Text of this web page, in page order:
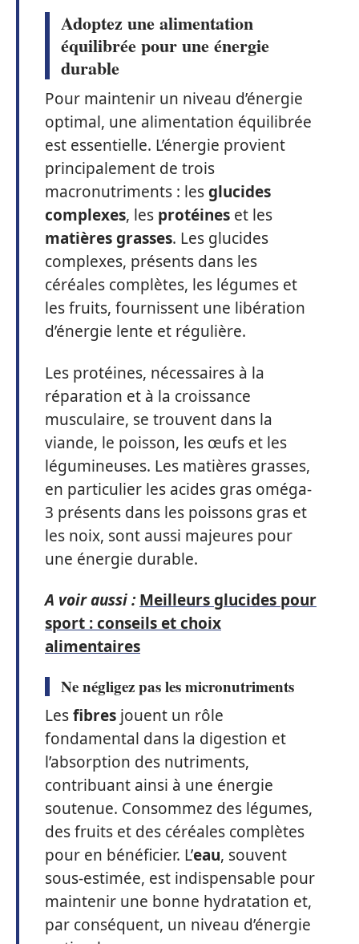
Adoptez une alimentation
équilibrée pour une énergie
durable
Pour maintenir un niveau d’énergie
optimal, une alimentation équilibrée
est essentielle. L’énergie provient
principalement de trois
macronutriments : lesglucides
complexes, les protéines et les
matières grasses. Les glucides
complexes, présents dans les
céréales complètes, les légumes et
les fruits, fournissent une libération
d’énergie lente et régulière.
Les protéines, nécessaires à la
réparation et à la croissance
musculaire, se trouvent dans la
viande, le poisson, les œufs et les
légumineuses. Les matières grasses,
en particulier les acides gras oméga-
3 présents dans les poissons gras et
les noix, sont aussi majeures pour
une énergie durable.
A voir aussi : Meilleurs glucides pour
sport : conseils et choix
alimentaires
Ne négligez pas les micronutriments
Lesfibres jouent un rôle
fondamental dans la digestion et
l’absorption des nutriments,
contribuant ainsi à une énergie
soutenue. Consommez des légumes,
des fruits et des céréales complètes
pour en bénéficier. L’eau, souvent
sous-estimée, est indispensable pour
maintenir une bonne hydratation et,
par conséquent, un niveau d’énergie